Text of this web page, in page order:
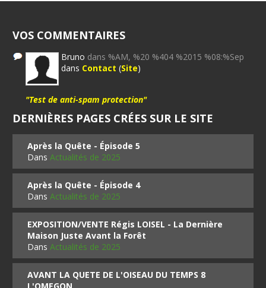
VOS COMMENTAIRES
Bruno dans %AM, %20 %404 %2015 %08:%Sep
dans Contact (Site)
"Test de anti-spam protection"
DERNIÈRES PAGES CRÉES SUR LE SITE
Après la Quête - Épisode 5
DansActualités de 2025
Après la Quête - Épisode 4
DansActualités de 2025
EXPOSITION/VENTE Régis LOISEL - La Dernière
Maison Juste Avant la Forêt
DansActualités de 2025
AVANT LA QUETE DE L'OISEAU DU TEMPS 8